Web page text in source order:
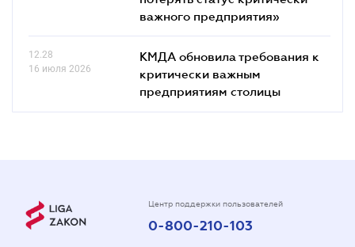
важного предприятия»
12.28
16 июля 2026
КМДА обновила требования к
критически важным
предприятиям столицы
Центр поддержки пользователей
0-800-210-103